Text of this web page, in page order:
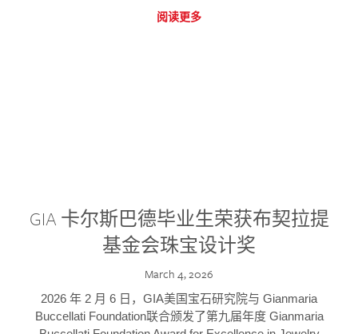
阅读更多
GIA 卡尔斯巴德毕业生荣获布契拉提
基金会珠宝设计奖
March 4, 2026
2026 年 2 月 6 日，GIA美国宝石研究院与 Gianmaria
Buccellati Foundation联合颁发了第九届年度 Gianmaria